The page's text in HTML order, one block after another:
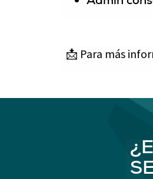
📩 Para más